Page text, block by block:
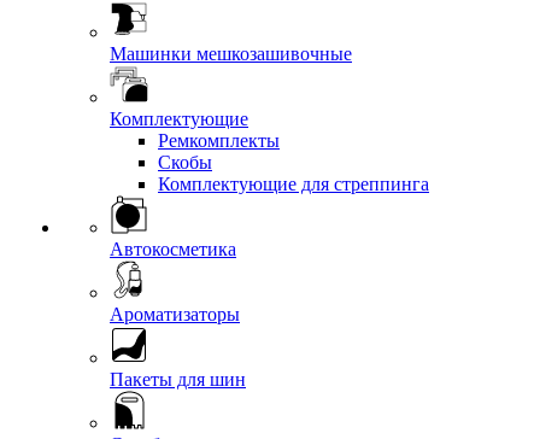
Машинки мешкозашивочные
Комплектующие
Ремкомплекты
Скобы
Комплектующие для стреппинга
Автокосметика
Ароматизаторы
Пакеты для шин